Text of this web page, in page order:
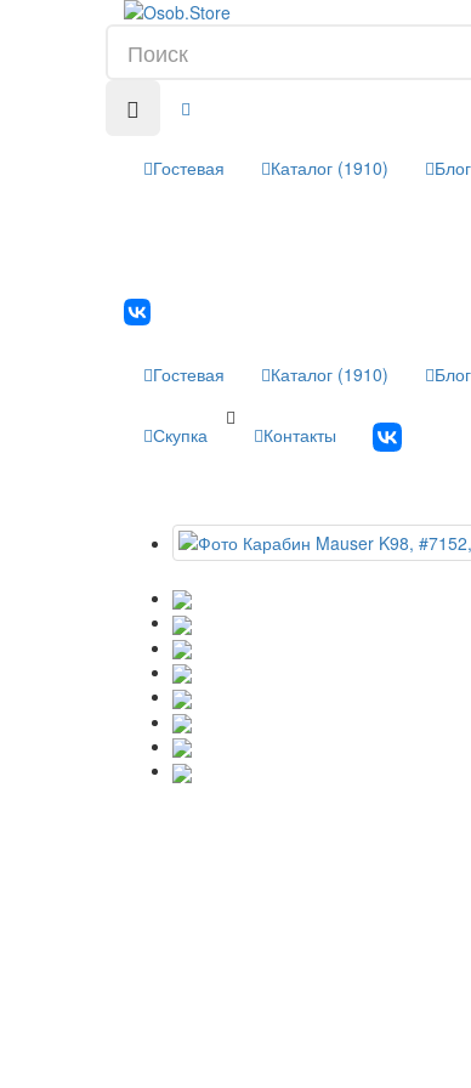
Гостевая Каталог (1910)
Гостевая Каталог (1910)
Скупка Контакты